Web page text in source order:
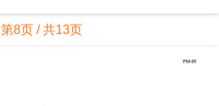
第8页 / 共13页